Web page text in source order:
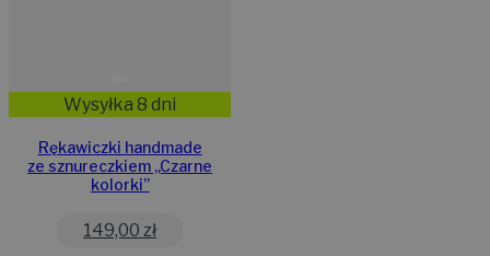
Wysyłka 8 dni
Rękawiczki handmade
ze sznureczkiem ,,Czarne
kolorki”
149,00 zł